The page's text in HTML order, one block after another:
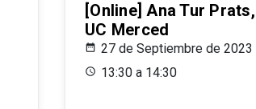
[Online] Ana Tur Prats,
UC Merced
27 de Septiembre de 2023
13:30 a 14:30